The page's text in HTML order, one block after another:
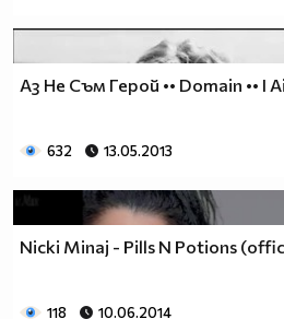
Аз Не Съм Герой •• Domain •• I
632 13.05.2013
Nicki Minaj - Pills N Potions
118 10.06.2014